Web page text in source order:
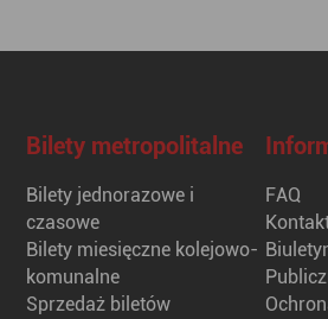
Bilety metropolitalne
Bilety jednorazowe i
czasowe
Bilety miesięczne kolejowo-
komunalne
Sprzedaż biletów
FAQ